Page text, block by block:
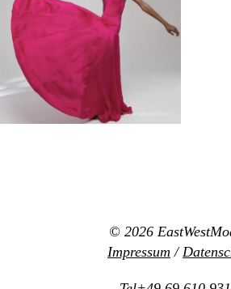
© 2026
Impressum /